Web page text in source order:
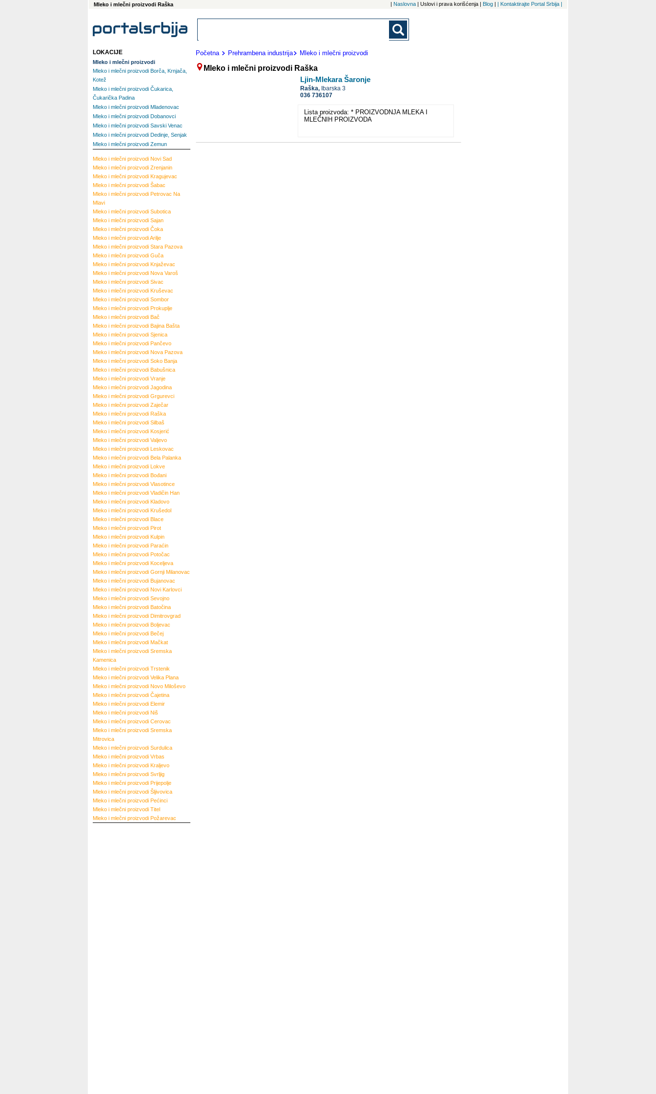
Mleko i mlečni proizvodi Raška | Naslovna | Uslovi i prava korišćenja | Blog | | Kontaktirajte Portal Srbija |
Početna Prehrambena industrija Mleko i mlečni proizvodi
Mleko i mlečni proizvodi Raška
Ljin-Mlekara Šaronje
Raška, Ibarska 3
036 736107
Lista proizvoda: * PROIZVODNJA MLEKA I
MLEČNIH PROIZVODA
LOKACIJE
Mleko i mlečni proizvodi
Mleko i mlečni proizvodi Borča, Krnjača,
Kotež
Mleko i mlečni proizvodi Čukarica,
Čukarička Padina
Mleko i mlečni proizvodi Mladenovac
Mleko i mlečni proizvodi Dobanovci
Mleko i mlečni proizvodi Savski Venac
Mleko i mlečni proizvodi Dedinje, Senjak
Mleko i mlečni proizvodi Zemun
Mleko i mlečni proizvodi Novi Sad
Mleko i mlečni proizvodi Zrenjanin
Mleko i mlečni proizvodi Kragujevac
Mleko i mlečni proizvodi Šabac
Mleko i mlečni proizvodi Petrovac Na
Mlavi
Mleko i mlečni proizvodi Subotica
Mleko i mlečni proizvodi Sajan
Mleko i mlečni proizvodi Čoka
Mleko i mlečni proizvodiArilje
Mleko i mlečni proizvodi Stara Pazova
Mleko i mlečni proizvodi Guča
Mleko i mlečni proizvodi Knjaževac
Mleko i mlečni proizvodi Nova Varoš
Mleko i mlečni proizvodi Sivac
Mleko i mlečni proizvodi Kruševac
Mleko i mlečni proizvodi Sombor
Mleko i mlečni proizvodi Prokuplje
Mleko i mlečni proizvodi Bač
Mleko i mlečni proizvodi Bajina Bašta
Mleko i mlečni proizvodi Sjenica
Mleko i mlečni proizvodi Pančevo
Mleko i mlečni proizvodi Nova Pazova
Mleko i mlečni proizvodi Soko Banja
Mleko i mlečni proizvodi Babušnica
Mleko i mlečni proizvodi Vranje
Mleko i mlečni proizvodi Jagodina
Mleko i mlečni proizvodi Grgurevci
Mleko i mlečni proizvodi Zaječar
Mleko i mlečni proizvodi Raška
Mleko i mlečni proizvodi Silbaš
Mleko i mlečni proizvodi Kosjerić
Mleko i mlečni proizvodi Valjevo
Mleko i mlečni proizvodi Leskovac
Mleko i mlečni proizvodi Bela Palanka
Mleko i mlečni proizvodi Lokve
Mleko i mlečni proizvodi Bođani
Mleko i mlečni proizvodi Vlasotince
Mleko i mlečni proizvodi Vladičin Han
Mleko i mlečni proizvodi Kladovo
Mleko i mlečni proizvodi Krušedol
Mleko i mlečni proizvodi Blace
Mleko i mlečni proizvodi Pirot
Mleko i mlečni proizvodi Kulpin
Mleko i mlečni proizvodi Paraćin
Mleko i mlečni proizvodi Potočac
Mleko i mlečni proizvodi Koceljeva
Mleko i mlečni proizvodi Gornji Milanovac
Mleko i mlečni proizvodi Bujanovac
Mleko i mlečni proizvodi Novi Karlovci
Mleko i mlečni proizvodi Sevojno
Mleko i mlečni proizvodi Batočina
Mleko i mlečni proizvodi Dimitrovgrad
Mleko i mlečni proizvodi Boljevac
Mleko i mlečni proizvodi Bečej
Mleko i mlečni proizvodi Mačkat
Mleko i mlečni proizvodi Sremska
Kamenica
Mleko i mlečni proizvodi Trstenik
Mleko i mlečni proizvodi Velika Plana
Mleko i mlečni proizvodi Novo Miloševo
Mleko i mlečni proizvodi Čajetina
Mleko i mlečni proizvodi Elemir
Mleko i mlečni proizvodi Niš
Mleko i mlečni proizvodi Cerovac
Mleko i mlečni proizvodi Sremska
Mitrovica
Mleko i mlečni proizvodi Surdulica
Mleko i mlečni proizvodi Vrbas
Mleko i mlečni proizvodi Kraljevo
Mleko i mlečni proizvodi Svrljig
Mleko i mlečni proizvodi Prijepolje
Mleko i mlečni proizvodi Šljivovica
Mleko i mlečni proizvodi Pećinci
Mleko i mlečni proizvodi Titel
Mleko i mlečni proizvodi Požarevac